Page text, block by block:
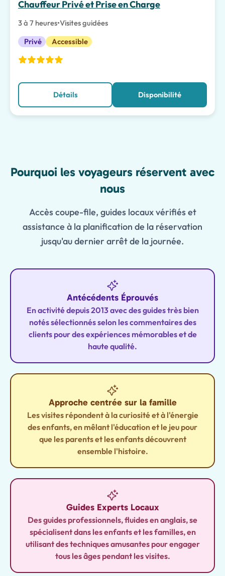
Chauffeur Privé et Prise en Charge
3 à 7 heures•Visites guidées
Privé
Accessible
Détails Disponibilité
Features
Pourquoi les voyageurs réservent avec
nous
Accès coupe-file, guides locaux vérifiés et
assistance à la planification de la réservation
jusqu'au dernier arrêt de la journée.
Antécédents Éprouvés
En activité depuis 2013 avec des guides très bien
notés sélectionnés selon les commentaires des
clients pour des expériences mémorables et de
haute qualité.
Approche centrée sur la famille
Les visites répondent à la curiosité et à l'énergie
des enfants, en mêlant l'éducation et le jeu pour
que les parents et les enfants découvrent
ensemble l'histoire.
Guides Experts Locaux
Des guides professionnels, fluides en anglais, se
spécialisent dans les enfants et les familles, en
utilisant des techniques amusantes pour engager
tous les âges pendant les visites.